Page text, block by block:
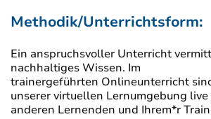
Methodik/Unterrichtsform:
Ein anspruchsvoller Unterricht
nachhaltiges Wissen. Im
trainergeführten Onlineunterricht
unserer virtuellen Lernumgebung
anderen Lernenden und Ihrem*r